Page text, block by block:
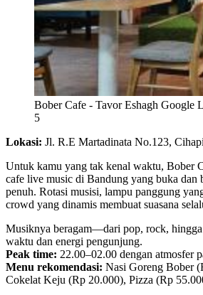
Bober Cafe - Tavor Eshagh Google
5
Lokasi: Jl. R.E Martadinata No.123,
Untuk kamu yang tak kenal waktu, Bober
cafe live music di Bandung yang buka dan
penuh. Rotasi musisi, lampu panggung
crowd yang dinamis membuat suasana
Musiknya beragam—dari pop, rock,
waktu dan energi pengunjung.
Peak time: 22.00–02.00 dengan atmosfer
Menu rekomendasi: Nasi Goreng Bober
Cokelat Keju (Rp 20.000), Pizza (Rp